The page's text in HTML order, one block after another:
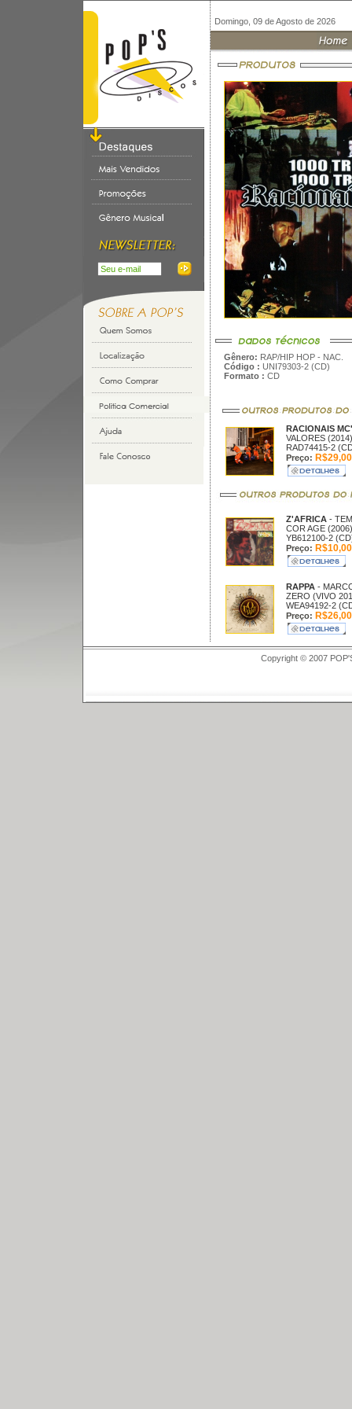
Domingo, 09 de Agosto de 2026
Gênero: RAP/HIP HOP - NAC.
Código : UNI79303-2 (CD)
Formato : CD
RACIONAIS
VALORES (2014)
RAD74415-2
Preço: R$29,00
Z'AFRICA - TEM
COR AGE (2006)
YB612100-2
Preço: R$10,00
RAPPA -
ZERO (VIVO
WEA94192-2
Preço: R$26,00
Copyright © 2007